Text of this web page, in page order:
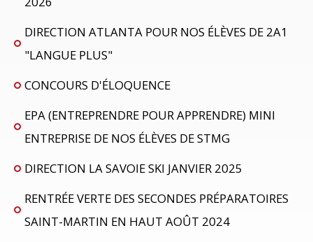
DIRECTION ATLANTA POUR NOS ÉLÈVES DE 2A1
"LANGUE PLUS"
CONCOURS D'ÉLOQUENCE
EPA (ENTREPRENDRE POUR APPRENDRE) MINI
ENTREPRISE DE NOS ÉLÈVES DE STMG
DIRECTION LA SAVOIE SKI JANVIER 2025
RENTRÉE VERTE DES SECONDES PRÉPARATOIRES
SAINT-MARTIN EN HAUT AOÛT 2024